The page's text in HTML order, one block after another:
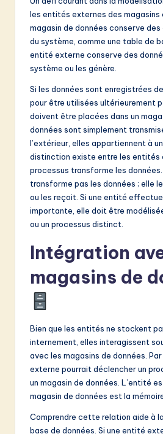
les entités externes des magasins
magasin de données conserve des
du système, comme une table de
entité externe conserve des
système ou les génère.
Si les données sont enregistrées
pour être utilisées ultérieurement
doivent être placées dans un
données sont simplement
l’extérieur, elles appartiennent à
distinction existe entre les entités
processus transforme les
transforme pas les données ; elle
ou les reçoit. Si une entité
importante, elle doit être
ou un processus distinct.
Intégration
magasins de
Bien que les entités ne stockent
internement, elles interagissent
avec les magasins de données.
externe pourrait déclencher un
un magasin de données. L’entité
magasin de données est la
Comprendre cette relation aide à
base de données. Si une entité